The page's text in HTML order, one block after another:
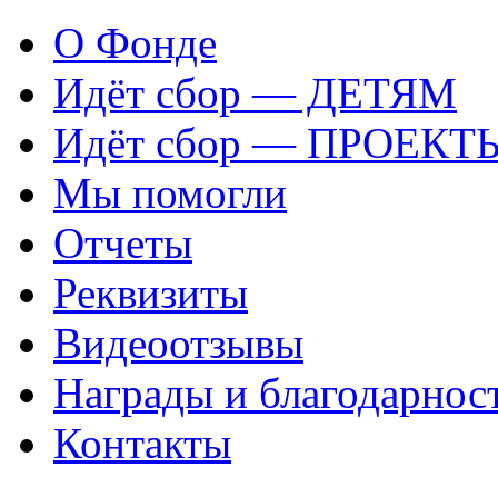
О Фонде
Идёт сбор — ДЕТЯМ
Идёт сбор —
Мы помогли
Отчеты
Реквизиты
Видеоотзывы
Награды и
Контакты